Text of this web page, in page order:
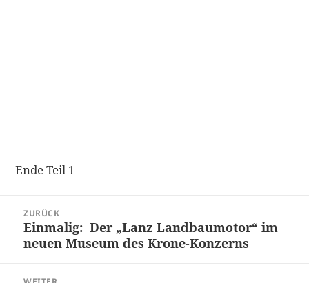
Ende Teil 1
ZURÜCK
Vorheriger
Beitrag:
Einmalig: Der „Lanz Landbaumotor“ im
neuen Museum des Krone-Konzerns